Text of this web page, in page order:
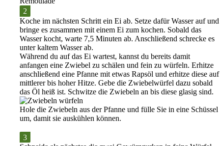
Koche im nächsten Schritt ein Ei ab. Setze dafür Wasser auf und
bringe es zusammen mit einem Ei zum kochen. Sobald das
Wasser kocht, warte 7,5 Minuten ab. Anschließend schrecke es
unter kaltem Wasser ab.
Während du auf das Ei wartest, kannst du bereits damit
anfangen eine Zwiebel zu schälen und fein zu würfeln. Erhitze
anschließend eine Pfanne mit etwas Rapsöl und erhitze diese auf
mittlerer bis hoher Hitze. Gebe die Zwiebelwürfel dazu sobald
das Öl heiß ist. Schwitze die Zwiebeln an bis diese glasig sind.
Hole die Zwiebeln aus der Pfanne und fülle Sie in eine Schüssel
um, damit sie auskühlen können.